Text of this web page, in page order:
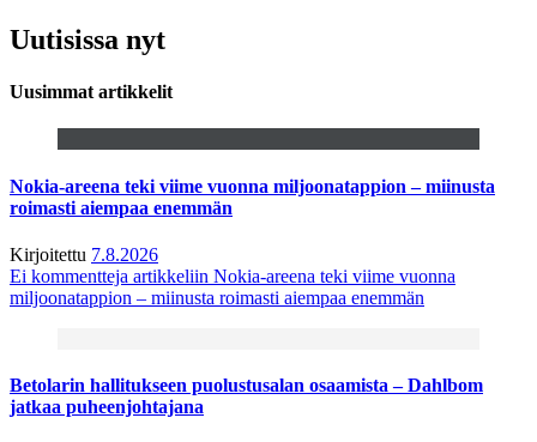
Uutisissa nyt
Uusimmat artikkelit
Nokia-areena teki viime vuonna miljoonatappion – miinusta
roimasti aiempaa enemmän
Kirjoitettu 7.8.2026
Ei kommentteja artikkeliin Nokia-areena teki viime vuonna
miljoonatappion – miinusta roimasti aiempaa enemmän
Betolarin hallitukseen puolustusalan osaamista – Dahlbom
jatkaa puheenjohtajana